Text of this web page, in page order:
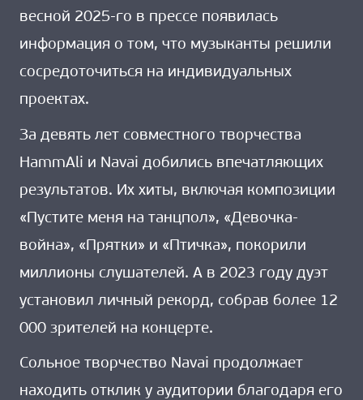
весной 2025-го в прессе появилась
информация о том, что музыканты решили
сосредоточиться на индивидуальных
проектах.
За девять лет совместного творчества
HammAli и Navai добились впечатляющих
результатов. Их хиты, включая композиции
«Пустите меня на танцпол», «Девочка-
война», «Прятки» и «Птичка», покорили
миллионы слушателей. А в 2023 году дуэт
установил личный рекорд, собрав более 12
000 зрителей на концерте.
Сольное творчество Navai продолжает
находить отклик у аудитории благодаря его